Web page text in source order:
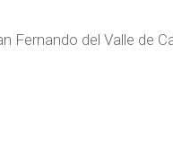
Fernando del Valle de